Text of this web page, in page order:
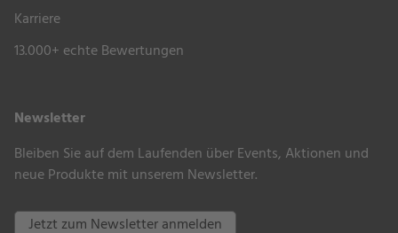
Karriere
13.000+ echte Bewertungen
Newsletter
Bleiben Sie auf dem Laufenden über Events, Aktionen und
neue Produkte mit unserem Newsletter.
Jetzt zum Newsletter anmelden